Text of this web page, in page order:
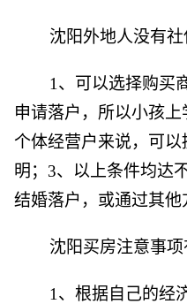
沈阳外地人没有
1、可以选择购买
申请落户，所以小孩
个体经营户来说，可
明；3、以上条件均达
结婚落户，或通过其他
沈阳买房注意事
1、根据自己的经